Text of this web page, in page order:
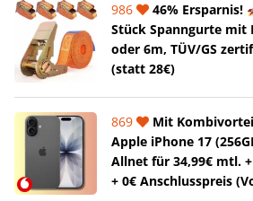
986
46% Ersparnis!
Stück Spanngurte mit
oder 6m, TÜV/GS
(statt 28€)
869
Mit
Apple iPhone 17
Allnet für 34,99€ mtl.
+ 0€ Anschlusspreis